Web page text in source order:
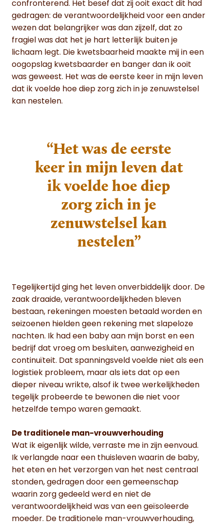
confronterend. Het besef dat zij ooit exact dit had
gedragen: de verantwoordelijkheid voor een ander
wezen dat belangrijker was dan zijzelf, dat zo
fragiel was dat het je hart letterlijk buiten je
lichaam legt. Die kwetsbaarheid maakte mij in een
oogopslag kwetsbaarder en banger dan ik ooit
was geweest. Het was de eerste keer in mijn leven
dat ik voelde hoe diep zorg zich in je zenuwstelsel
kan nestelen.
“Het was de eerste
keer in mijn leven dat
ik voelde hoe diep
zorg zich in je
zenuwstelsel kan
nestelen”
Tegelijkertijd ging het leven onverbiddelijk door. De
zaak draaide, verantwoordelijkheden bleven
bestaan, rekeningen moesten betaald worden en
seizoenen hielden geen rekening met slapeloze
nachten. Ik had een baby aan mijn borst en een
bedrijf dat vroeg om besluiten, aanwezigheid en
continuïteit. Dat spanningsveld voelde niet als een
logistiek probleem, maar als iets dat op een
dieper niveau wrikte, alsof ik twee werkelijkheden
tegelijk probeerde te bewonen die niet voor
hetzelfde tempo waren gemaakt.
De traditionele man-vrouwverhouding
Wat ik eigenlijk wilde, verraste me in zijn eenvoud.
Ik verlangde naar een thuisleven waarin de baby,
het eten en het verzorgen van het nest centraal
stonden, gedragen door een gemeenschap
waarin zorg gedeeld werd en niet de
verantwoordelijkheid was van een geïsoleerde
moeder. De traditionele man-vrouwverhouding,